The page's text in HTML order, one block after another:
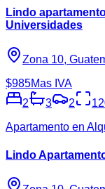
Lindo
Universidades
Zona 10,
$985Mas IVA
2
3 2
Apartamento en
Lindo